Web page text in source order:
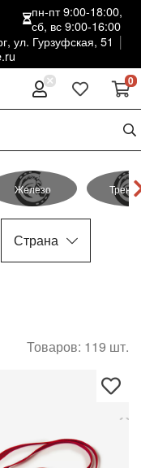
ул. Гурзуфская, 51
пн-пт 9:00-18:00,
сб, вс 9:00-16:00
0
Железо
Страна
Товаров: 119 шт.